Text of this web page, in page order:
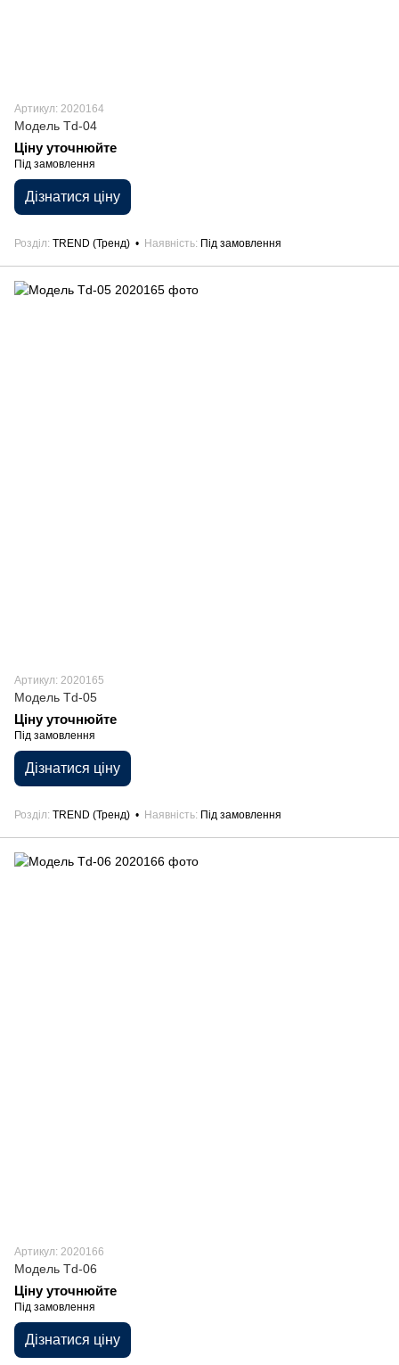
Артикул: 2020164
Модель Td-04
Ціну уточнюйте
Під замовлення
Дізнатися ціну
Розділ TREND (Тренд) Наявність Під замовлення
Артикул: 2020165
Модель Td-05
Ціну уточнюйте
Під замовлення
Дізнатися ціну
Розділ TREND (Тренд) Наявність Під замовлення
Артикул: 2020166
Модель Td-06
Ціну уточнюйте
Під замовлення
Дізнатися ціну